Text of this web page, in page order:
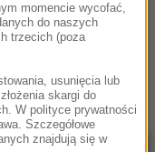
Sheeran -
momencie wycofać,
do naszych
trzecich (poza
usunięcia lub
skargi do
W polityce prywatności
Szczegółowe
znajdują się w